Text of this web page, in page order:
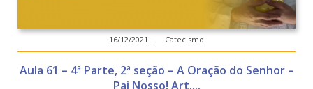
16/12/2021 . Catecismo
Aula 61 – 4ª Parte, 2ª seção – A Oração do Senhor –
Pai Nosso! Art....